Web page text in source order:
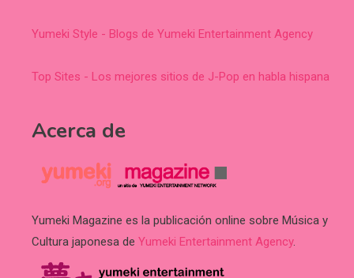
Yumeki Style - Blogs de Yumeki Entertainment Agency
Top Sites - Los mejores sitios de J-Pop en habla hispana
Acerca de
Yumeki Magazine es la publicación online sobre Música y
Cultura japonesa de Yumeki Entertainment Agency.